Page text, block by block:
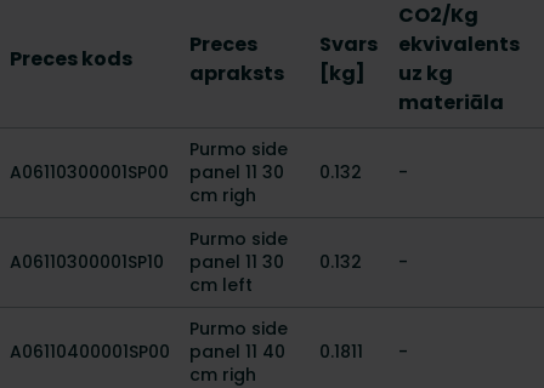
Preces kods
Preces
apraksts
Svars
[kg]
CO2/Kg
ekvivalents
uz kg
materiāla
A06110300001SP00
Purmo side
panel 11 30
cm righ
0.132 -
A06110300001SP10
Purmo side
panel 11 30
cm left
0.132 -
A06110400001SP00
Purmo side
panel 11 40
cm righ
0.1811 -